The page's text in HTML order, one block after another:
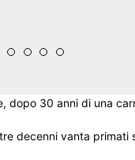
dopo 30 anni di una
decenni vanta primati